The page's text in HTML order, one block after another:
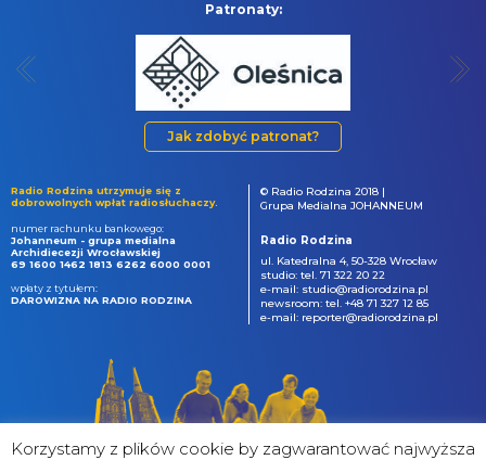
Patronaty:
Jak zdobyć patronat?
Radio Rodzina utrzymuje się z
dobrowolnych wpłat radiosłuchaczy.
numer rachunku bankowego:
Johanneum - grupa medialna
Archidiecezji Wrocławskiej
69 1600 1462 1813 6262 6000 0001
wpłaty z tytułem:
DAROWIZNA NA RADIO RODZINA
© Radio Rodzina 2018 |
Grupa Medialna JOHANNEUM
Radio Rodzina
ul. Katedralna 4, 50-328 Wrocław
studio: tel. 71 322 20 22
e-mail: studio@radiorodzina.pl
newsroom: tel. +48 71 327 12 85
e-mail: reporter@radiorodzina.pl
Korzystamy z plików cookie by zagwarantować najwyższa